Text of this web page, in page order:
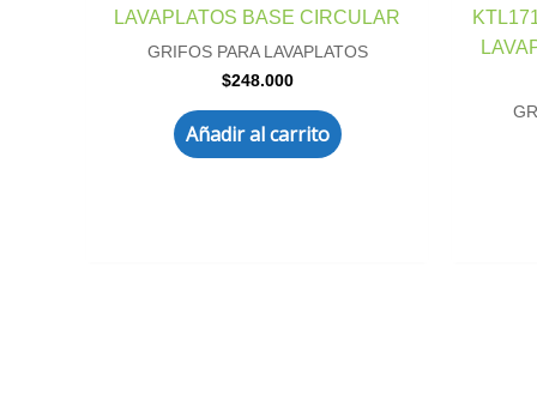
LAVAPLATOS BASE CIRCULAR
GRIFOS PARA LAVAPLATOS
$248.000
Añadir al carrito